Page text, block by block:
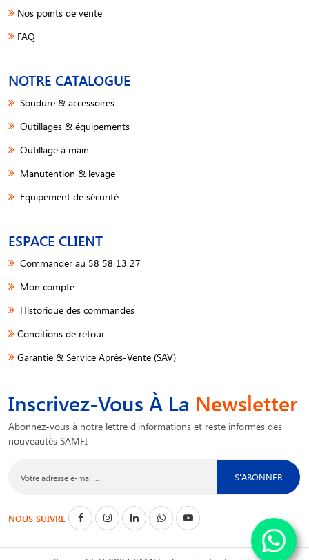
Nos points de vente
FAQ
NOTRE CATALOGUE
Soudure & accessoires
Outillages & équipements
Outillage à main
Manutention & levage
Equipement de sécurité
ESPACE CLIENT
Commander au 58 58 13 27
Mon compte
Historique des commandes
Conditions de retour
Garantie & Service Après-Vente (SAV)
Inscrivez-Vous À La Newsletter
Abonnez-vous à notre lettre d'informations et reste informés des
nouveautés SAMFI
S'ABONNER
NOUS SUIVRE